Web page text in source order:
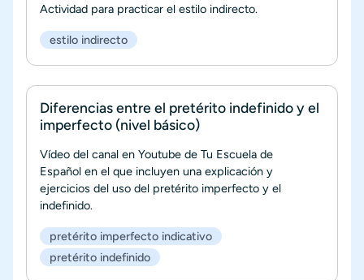
Actividad para practicar el estilo indirecto.
estilo indirecto
Diferencias entre el pretérito indefinido y el
imperfecto (nivel básico)
Vídeo del canal en Youtube de Tu Escuela de
Español en el que incluyen una explicación y
ejercicios del uso del pretérito imperfecto y el
indefinido.
pretérito imperfecto indicativo
pretérito indefinido